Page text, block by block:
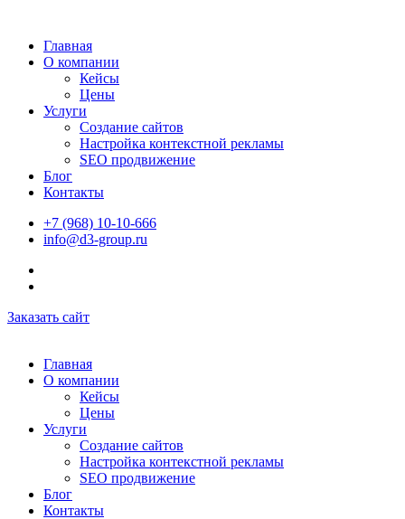
Главная
О компании
Кейсы
Цены
Услуги
Создание сайтов
Настройка контекстной рекламы
SEO продвижение
Блог
Контакты
+7 (968) 10-10-666
info@d3-group.ru
Заказать сайт
Главная
О компании
Кейсы
Цены
Услуги
Создание сайтов
Настройка контекстной рекламы
SEO продвижение
Блог
Контакты